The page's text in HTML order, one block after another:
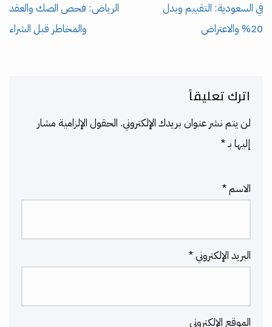
في السعودية: التقييم وبدل
20% والاعتراض
الرياض: فحص الصك والعقد
والمخاطر قبل الشراء
اترك تعليقاً
لن يتم نشر عنوان بريدك الإلكتروني. الحقول الإلزامية مشار
إليها بـ*
الاسم*
البريد الإلكتروني*
الموقع الإلكتروني